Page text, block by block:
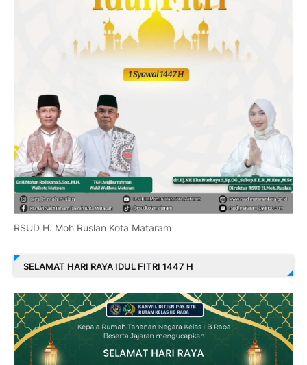
RSUD H. Moh Ruslan Kota Mataram
SELAMAT HARI RAYA IDUL FITRI 1447 H